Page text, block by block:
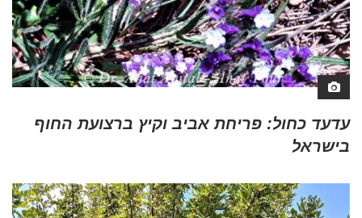
עדעד כחול: פריחת אביב וקיץ ברצועת החוף
בישראל